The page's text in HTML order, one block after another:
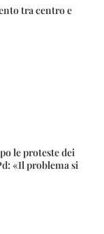
tra centro e
le proteste dei
«Il problema si